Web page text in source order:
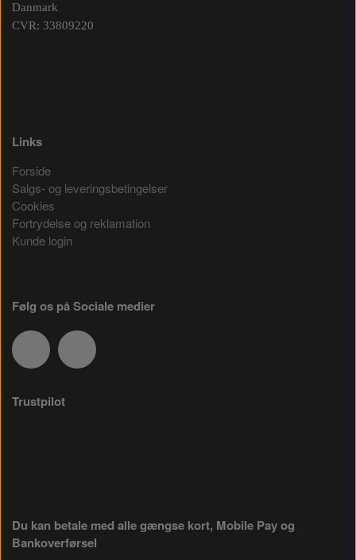
Danmark
CVR: 33809220
Links
Forside
Salgs- og leveringsbetingelser
Cookies
Fortrydelse og reklamation
Kunde login
Følg os på Sociale medier
Trustpilot
Du kan betale med alle gængse kort, Mobile Pay og
Bankoverførsel